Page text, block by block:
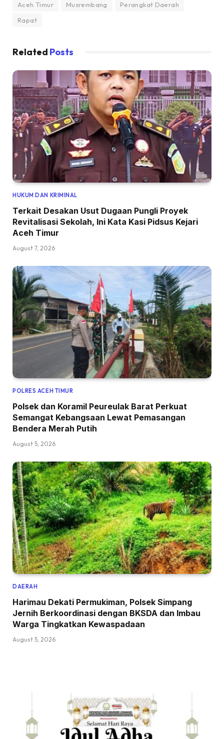
Aceh Timur Musrembang
Perangkat Daerah
Rapat
Related Posts
HUKUM DAN KRIMINAL
Terkait Desakan Usut Dugaan Pungli Proyek
Revitalisasi Sekolah, Ini Kata Kasi Pidsus Kejari
Aceh Timur
August 7, 2026
POLRES ACEH TIMUR
Polsek dan Koramil Peureulak Barat Perkuat
Semangat Kebangsaan Lewat Pemasangan
Bendera Merah Putih
August 5, 2026
DAERAH
Harimau Dekati Permukiman, Polsek Simpang
Jernih Berkoordinasi dengan BKSDA dan Imbau
Warga Tingkatkan Kewaspadaan
August 5, 2026